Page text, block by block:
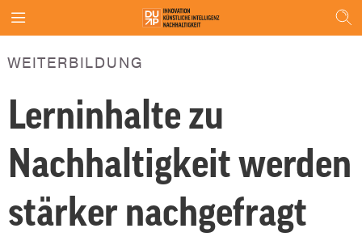
WEITERBILDUNG
Lerninhalte zu
Nachhaltigkeit werden
stärker nachgefragt